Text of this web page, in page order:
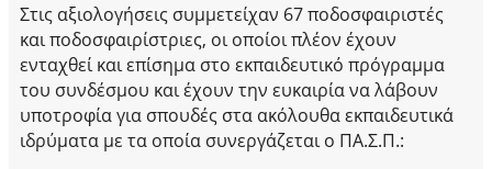
Στις αξιολογήσεις συμμετείχαν 67 ποδοσφαιριστές
και ποδοσφαιρίστριες, οι οποίοι πλέον έχουν
ενταχθεί και επίσημα στο εκπαιδευτικό πρόγραμμα
του συνδέσμου και έχουν την ευκαιρία να λάβουν
υποτροφία για σπουδές στα ακόλουθα εκπαιδευτικά
ιδρύματα με τα οποία συνεργάζεται ο ΠΑ.Σ.Π.: